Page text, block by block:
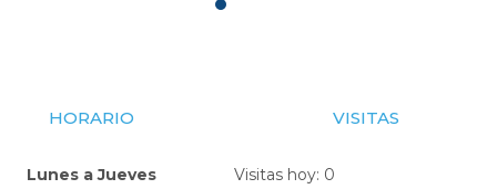
HORARIO
Lunes a Jueves
VISITAS
Visitas hoy: 0